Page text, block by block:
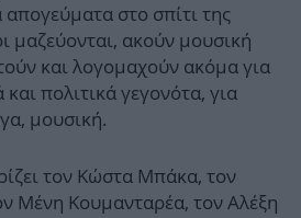
απογεύματα στο σπίτι της
μαζεύονται, ακούν μουσική
και λογομαχούν ακόμα για
και πολιτικά γεγονότα, για
μουσική.
τον Κώστα Μπάκα, τον
Μένη Κουμανταρέα, τον Αλέξη